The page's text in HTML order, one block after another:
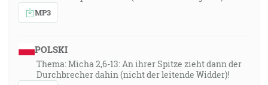
MP3
POLSKI
Thema: Micha 2,6-13: An ihrer Spitze zieht dann der
Durchbrecher dahin (nicht der leitende Widder)!